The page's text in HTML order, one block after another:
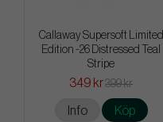
Callaway Supersoft Limited
Edition -26 Distressed Teal
Stripe
349 kr399 kr
Info Köp